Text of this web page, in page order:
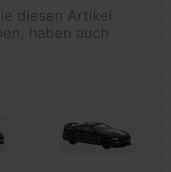
diesen Artikel
haben auch